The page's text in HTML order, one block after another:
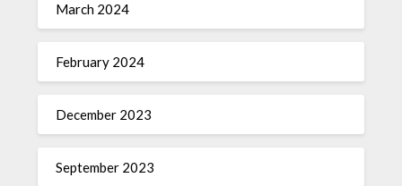
March 2024
February 2024
December 2023
September 2023